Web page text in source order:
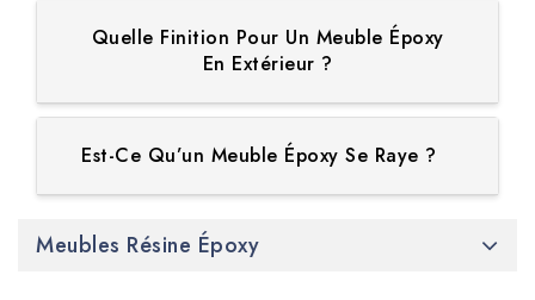
Quelle Finition Pour Un Meuble Époxy
En Extérieur ?
Est-Ce Qu’un Meuble Époxy Se Raye ?
Meubles Résine Époxy